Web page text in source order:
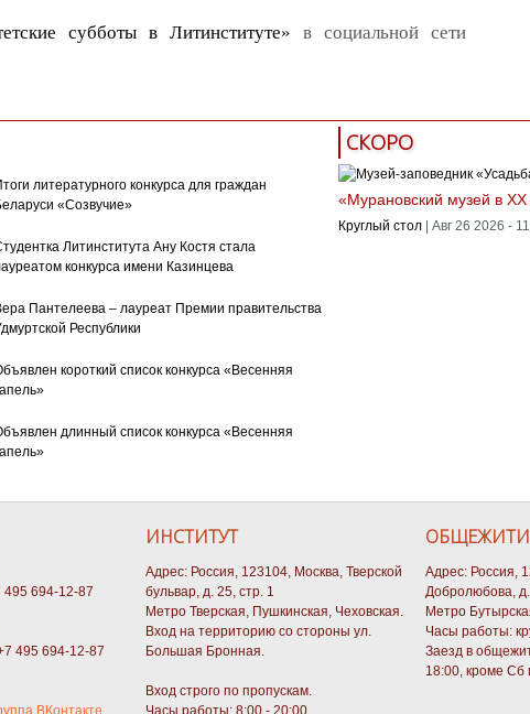
субботы в Литинституте» в социальной сети
литературного конкурса для граждан
«Созвучие»
Литинститута Ану Костя стала
конкурса имени Казинцева
Пантелеева – лауреат Премии правительства
Республики
короткий список конкурса «Весенняя
длинный список конкурса «Весенняя
СКОРО
«Мурановский музей в XX
Круглый стол Авг 26 2026 -
495 694-12-87
495 694-12-87
ВКонтакте
ИНСТИТУТ
Адрес: Россия, 123104, Москва, Тверской
бульвар, д. 25, стр. 1
Метро Тверская, Пушкинская, Чеховская.
Вход на территорию со стороны ул.
Большая Бронная.
Вход строго по пропускам.
Часы работы: 8:00 - 20:00
Адрес: Россия,
Добролюбова, д.
Метро
Часы работы:
Заезд в
18:00, кроме Сб